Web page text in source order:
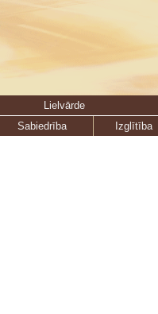
Lielvārde
Sabiedrība
Izglītība